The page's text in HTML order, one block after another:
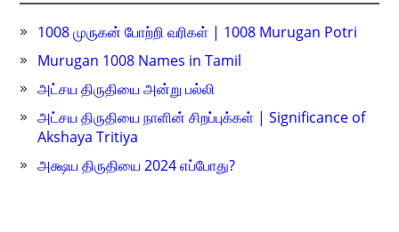
1008 முருகன் போற்றி வரிகள் | 1008 Murugan Potri
Murugan 1008 Names in Tamil
அட்சய திருதியை அன்று பல்லி
அட்சய திருதியை நாளின் சிறப்புக்கள் | Significance of
Akshaya Tritiya
அக்ஷய திருதியை 2024 எப்போது?